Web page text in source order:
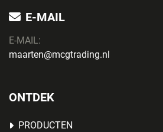
E-MAIL
E-MAIL:
maarten@mcgtrading.nl
ONTDEK
PRODUCTEN